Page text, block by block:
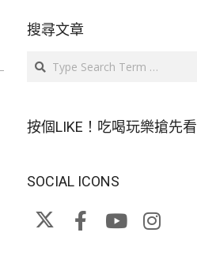
搜尋文章
Search
按個LIKE！吃喝玩樂搶先看
SOCIAL ICONS